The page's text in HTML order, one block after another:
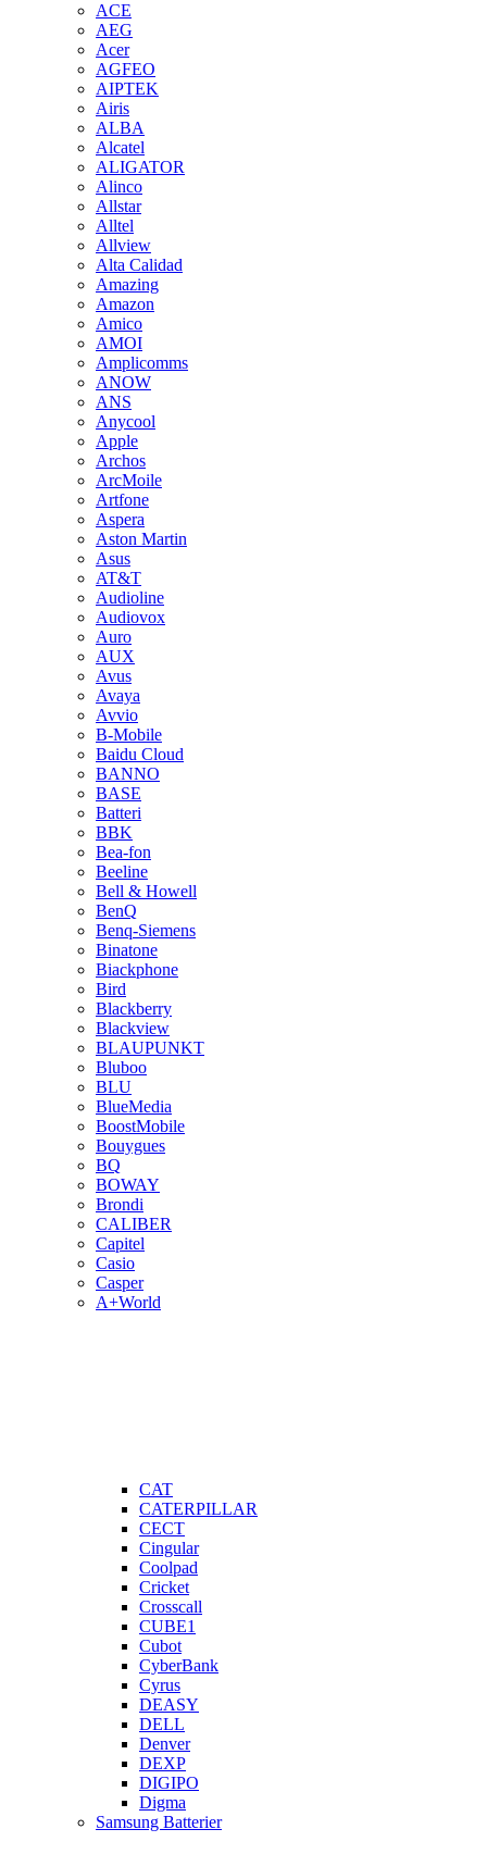
ACE
AEG
Acer
AGFEO
AIPTEK
Airis
ALBA
Alcatel
ALIGATOR
Alinco
Allstar
Alltel
Allview
Alta Calidad
Amazing
Amazon
Amico
AMOI
Amplicomms
ANOW
ANS
Anycool
Apple
Archos
ArcMoile
Artfone
Aspera
Aston Martin
Asus
AT&T
Audioline
Audiovox
Auro
AUX
Avus
Avaya
Avvio
B-Mobile
Baidu Cloud
BANNO
BASE
Batteri
BBK
Bea-fon
Beeline
Bell & Howell
BenQ
Benq-Siemens
Binatone
Biackphone
Bird
Blackberry
Blackview
BLAUPUNKT
Bluboo
BLU
BlueMedia
BoostMobile
Bouygues
BQ
BOWAY
Brondi
CALIBER
Capitel
Casio
Casper
A+World
CAT
CATERPILLAR
CECT
Cingular
Coolpad
Cricket
Crosscall
CUBE1
Cubot
CyberBank
Cyrus
DEASY
DELL
Denver
DEXP
DIGIPO
Digma
Samsung Batterier